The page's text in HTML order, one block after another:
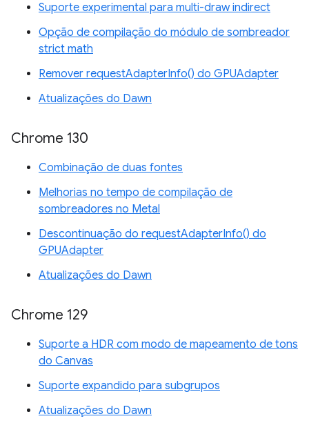
Suporte experimental para multi-draw indirect
Opção de compilação do módulo de sombreador
strict math
Remover requestAdapterInfo() do GPUAdapter
Atualizações do Dawn
Chrome 130
Combinação de duas fontes
Melhorias no tempo de compilação de
sombreadores no Metal
Descontinuação do requestAdapterInfo() do
GPUAdapter
Atualizações do Dawn
Chrome 129
Suporte a HDR com modo de mapeamento de tons
do Canvas
Suporte expandido para subgrupos
Atualizações do Dawn